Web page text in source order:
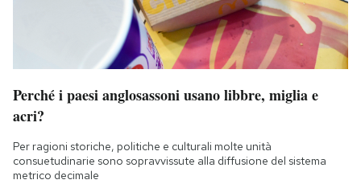
Perché i paesi anglosassoni usano libbre, miglia e
acri?
Per ragioni storiche, politiche e culturali molte unità
consuetudinarie sono sopravvissute alla diffusione del sistema
metrico decimale